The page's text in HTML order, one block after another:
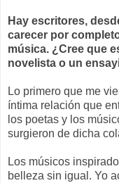
Hay escritores,
carecer por
música. ¿Cree que
novelista o un
Lo primero que me
íntima relación que
los poetas y los
surgieron de dicha
Los músicos
belleza sin igual. Yo